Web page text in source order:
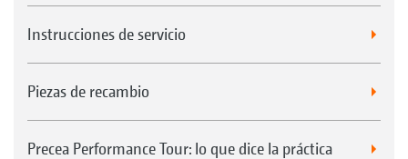
Instrucciones de servicio
Piezas de recambio
Precea Performance Tour: lo que dice la práctica